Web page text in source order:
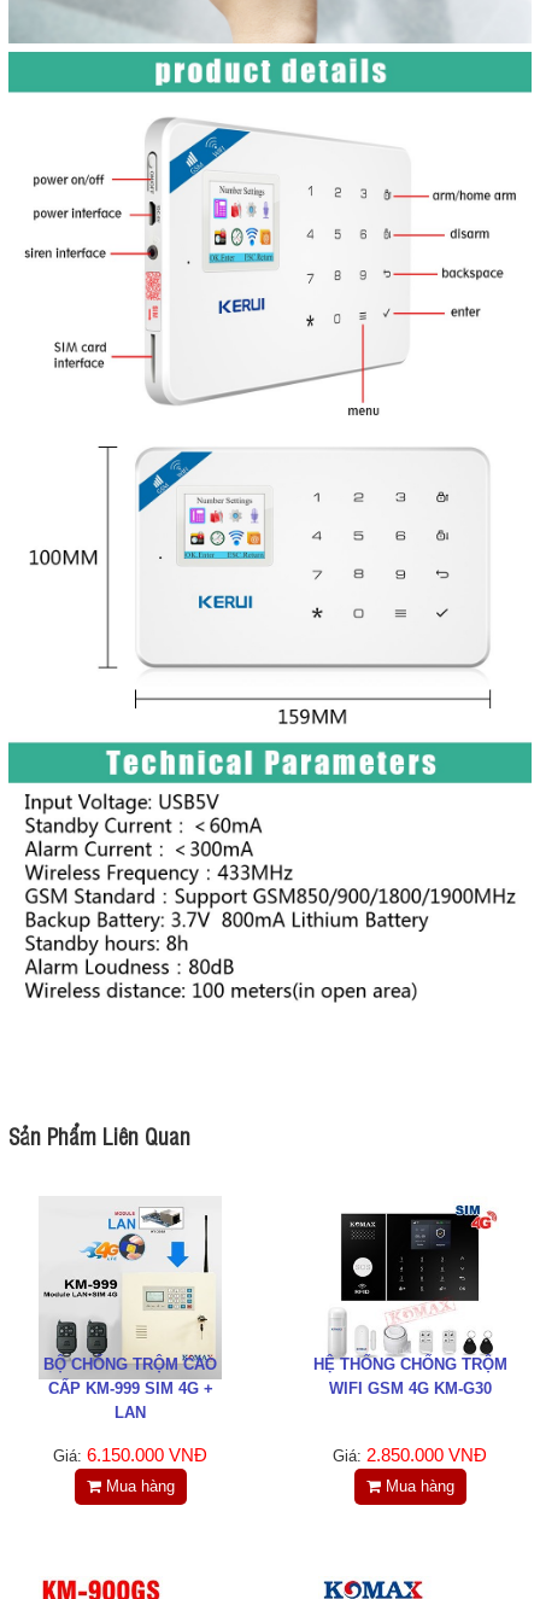
Sản Phẩm Liên Quan
BỘ CHỐNG TRỘM CAO
CẤP KM-999 SIM 4G +
LAN
Giá: 6.150.000 VNĐ
Mua hàng
HỆ THỐNG CHỐNG TRỘM
WIFI GSM 4G KM-G30
Giá: 2.850.000 VNĐ
Mua hàng